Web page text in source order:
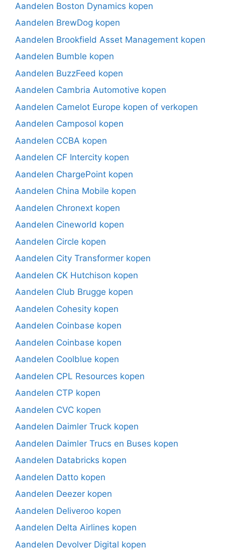
Aandelen Boston Dynamics kopen
Aandelen BrewDog kopen
Aandelen Brookfield Asset Management kopen
Aandelen Bumble kopen
Aandelen BuzzFeed kopen
Aandelen Cambria Automotive kopen
Aandelen Camelot Europe kopen of verkopen
Aandelen Camposol kopen
Aandelen CCBA kopen
Aandelen CF Intercity kopen
Aandelen ChargePoint kopen
Aandelen China Mobile kopen
Aandelen Chronext kopen
Aandelen Cineworld kopen
Aandelen Circle kopen
Aandelen City Transformer kopen
Aandelen CK Hutchison kopen
Aandelen Club Brugge kopen
Aandelen Cohesity kopen
Aandelen Coinbase kopen
Aandelen Coinbase kopen
Aandelen Coolblue kopen
Aandelen CPL Resources kopen
Aandelen CTP kopen
Aandelen CVC kopen
Aandelen Daimler Truck kopen
Aandelen Daimler Trucs en Buses kopen
Aandelen Databricks kopen
Aandelen Datto kopen
Aandelen Deezer kopen
Aandelen Deliveroo kopen
Aandelen Delta Airlines kopen
Aandelen Devolver Digital kopen